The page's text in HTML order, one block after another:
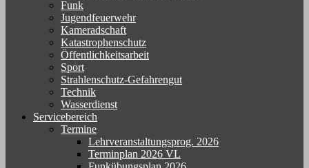
Funk
Jugendfeuerwehr
Kameradschaft
Katastrophenschutz
Öffentlichkeitsarbeit
Sport
Strahlenschutz-Gefahrengut
Technik
Wasserdienst
Servicebereich
Termine
Lehrveranstaltungsprog. 2026
Terminplan 2026 VL